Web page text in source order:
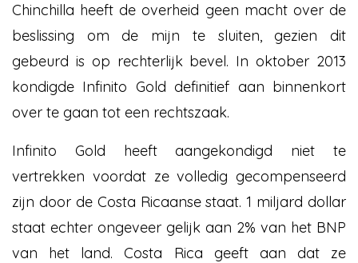
Chinchilla heeft de overheid geen macht over de
beslissing om de mijn te sluiten, gezien dit
gebeurd is op rechterlijk bevel. In oktober 2013
kondigde Infinito Gold definitief aan binnenkort
over te gaan tot een rechtszaak.
Infinito Gold heeft aangekondigd niet te
vertrekken voordat ze volledig gecompenseerd
zijn door de Costa Ricaanse staat. 1 miljard dollar
staat echter ongeveer gelijk aan 2% van het BNP
van het land. Costa Rica geeft aan dat ze